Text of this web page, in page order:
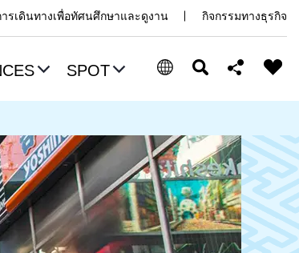
ารเดินทางเพื่อทัศนศึกษาและดูงาน กิจกรรมทางธุรกิจ
SPOT